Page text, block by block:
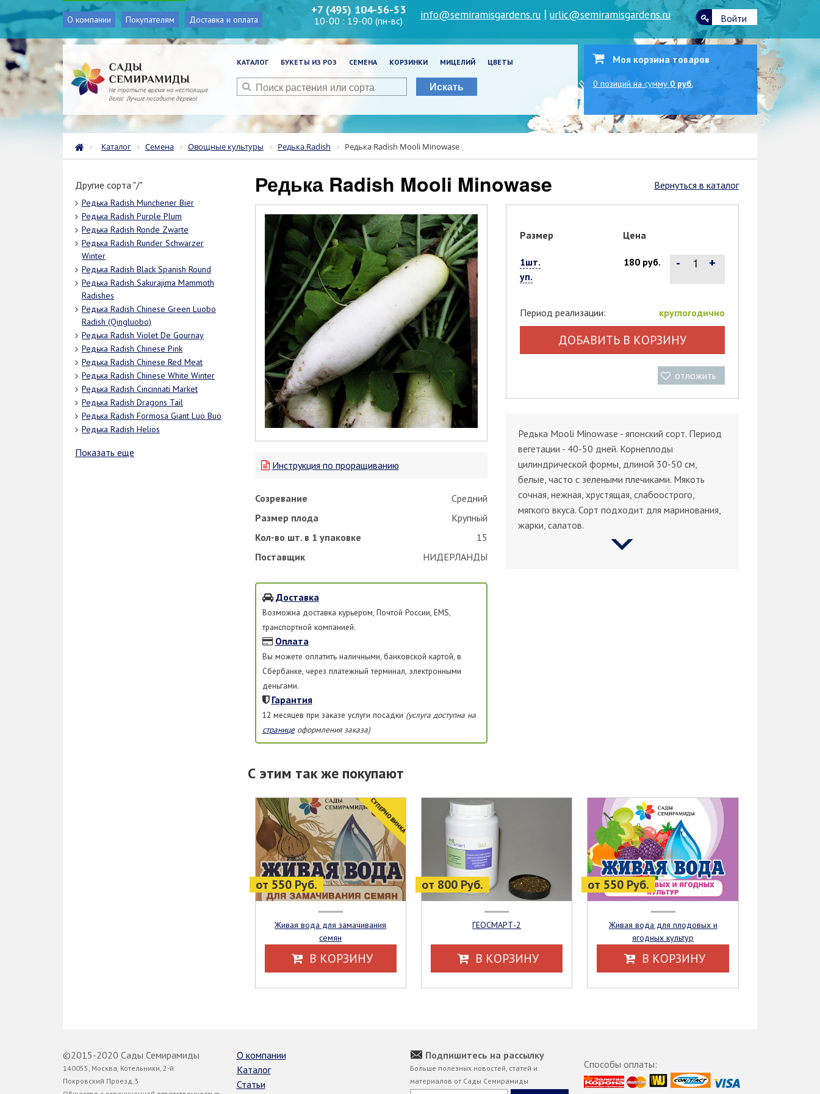
О компании Покупателям Доставка и оплата
+7 (495) 104-56-53
10-00 : 19-00 (пн-вс) info@semiramisgardens.ru |urlic@semiramisgardens.ru Войти
КАТАЛОГ БУКЕТЫ ИЗ РОЗ СЕМЕНА КОРЗИНКИ МИЦЕЛИЙ ЦВЕТЫ
Искать
Моя корзина товаров
0 позиций на сумму 0 руб.
Каталог Семена Овощные культуры Редька Radish Редька Radish Mooli Minowase
Другие сорта "/"
Редька Radish Munchener Bier
Редька Radish Purple Plum
Редька Radish Ronde Zwarte
Редька Radish Runder Schwarzer
Winter
Редька Radish Black Spanish Round
Редька Radish Sakurajima Mammoth
Radishes
Редька Radish Chinese Green Luobo
Radish (Qingluobo)
Редька Radish Violet De Gournay
Редька Radish Chinese Pink
Редька Radish Chinese Red Meat
Редька Radish Chinese White Winter
Редька Radish Cincinnati Market
Редька Radish Dragons Tail
Редька Radish Formosa Giant Luo Buo
Редька Radish Helios
Показать еще
Вернуться в каталог
Редька Radish Mooli Minowase
Инструкция по проращиванию
Созревание
Средний
Размер плода
Крупный
Кол-во шт. в 1 упаковке
15
Поставщик
НИДЕРЛАНДЫ
Доставка
Возможна доставка курьером, Почтой России, EMS,
транспортной компанией.
Оплата
Вы можете оплатить наличными, банковской картой, в
Сбербанке, через платежный терминал, электронными
деньгами.
Гарантия
12 месяцев при заказе услуги посадки (услуга доступна на
страницеоформления заказа)
Размер Цена
1шт.
уп.
180 руб. - +
Период реализации: круглогодично
ДОБАВИТЬ В КОРЗИНУ
отложить
Редька Mooli Minowase - японский сорт. Период
вегетации - 40-50 дней. Корнеплоды
цилиндрической формы, длиной 30-50 см,
белые, часто с зелеными плечиками. Мякоть
сочная, нежная, хрустящая, слабоострого,
мягкого вкуса. Сорт подходит для маринования,
жарки, салатов.
С этим так же покупают
от 550 Руб.
CУПЕРНОВИНКА
Живая вода для замачивания
семян
В КОРЗИНУ
от 800 Руб.
ГЕОСМАРТ-2
В КОРЗИНУ
от 550 Руб.
Живая вода для плодовых и
ягодных культур
В КОРЗИНУ
©2015-2020 Сады Семирамиды
140055, Москва, Котельники, 2-й
Покровский Проезд,3
О компании
Каталог
Статьи
Подпишитесь на рассылку
Больше полезных новостей, статей и
материалов от Сады Семирамиды
Способы оплаты: